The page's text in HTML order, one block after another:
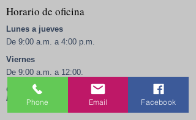
Horario de oficina
Lunes a jueves
De 9:00 a.m. a 4:00 p.m.
Viernes
De 9:00 a.m. a 12:00.
Cerrado los fines de semana, festivos y todos
los días de 12:00 a 12:30.
Phone Email Facebook